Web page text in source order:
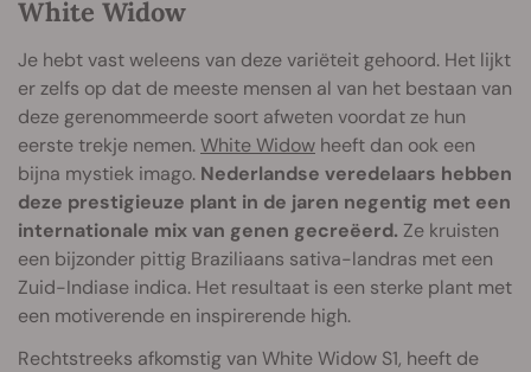
White Widow
Je hebt vast weleens van deze variëteit gehoord. Het lijkt
er zelfs op dat de meeste mensen al van het bestaan van
deze gerenommeerde soort afweten voordat ze hun
eerste trekje nemen.White Widow heeft dan ook een
bijna mystiek imago. Nederlandse veredelaars hebben
deze prestigieuze plant in de jaren negentig met een
internationale mix van genen gecreëerd. Ze kruisten
een bijzonder pittig Braziliaans sativa-landras met een
Zuid-Indiase indica. Het resultaat is een sterke plant met
een motiverende en inspirerende high.
Rechtstreeks afkomstig van White Widow S1, heeft de